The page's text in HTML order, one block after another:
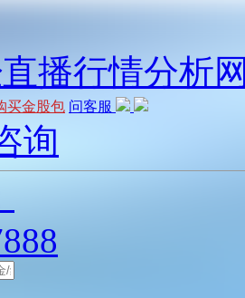
买金股包 问客服
询